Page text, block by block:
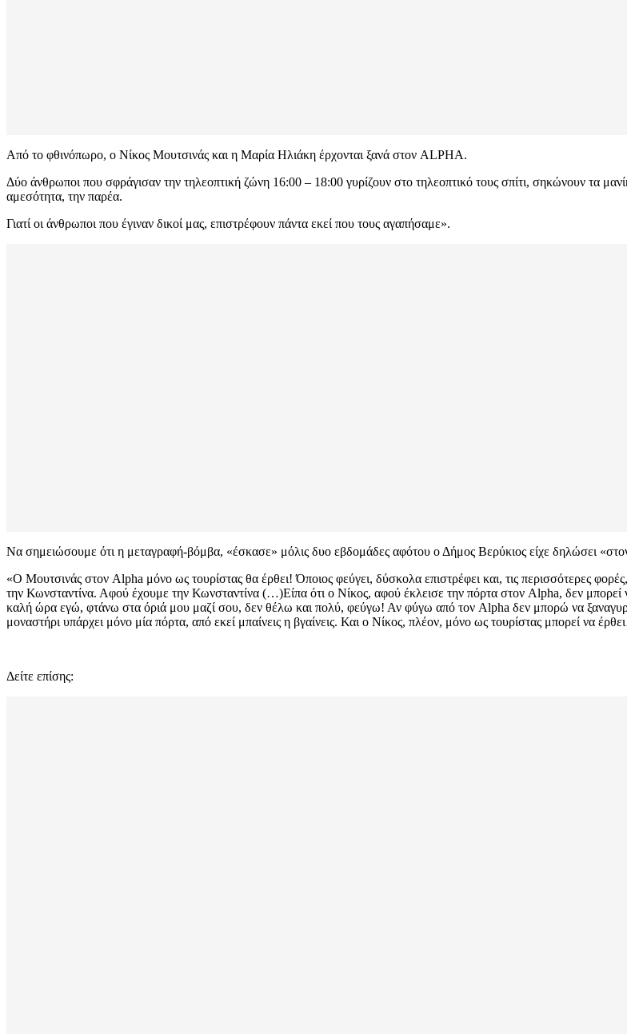
Από το φθινόπωρο, ο Νίκος Μουτσινάς και η Μαρία Ηλιάκη έρχονται ξανά στον ALPHA.
Δύο άνθρωποι που σφράγισαν την τηλεοπτική ζώνη 16:00 – 18:00 γυρίζουν στο τηλεοπτικό τους σπίτι, σηκώνουν τα
αμεσότητα, την παρέα.
Γιατί οι άνθρωποι που έγιναν δικοί μας, επιστρέφουν πάντα εκεί που τους αγαπήσαμε».
Να σημειώσουμε ότι η μεταγραφή-βόμβα, «έσκασε» μόλις δυο εβδομάδες αφότου ο Δήμος Βερύκιος είχε δηλώσει
«Ο Μουτσινάς στον Alpha μόνο ως τουρίστας θα έρθει! Όποιος φεύγει, δύσκολα επιστρέφει και, τις περισσότερες
την Κωνσταντίνα. Αφού έχουμε την Κωνσταντίνα (…)Είπα ότι ο Νίκος, αφού έκλεισε την πόρτα στον Alpha, δεν μπορεί
καλή ώρα εγώ, φτάνω στα όριά μου μαζί σου, δεν θέλω και πολύ, φεύγω! Αν φύγω από τον Alpha δεν μπορώ να
μοναστήρι υπάρχει μόνο μία πόρτα, από εκεί μπαίνεις η βγαίνεις. Και ο Νίκος, πλέον, μόνο ως τουρίστας μπορεί να
Δείτε επίσης: